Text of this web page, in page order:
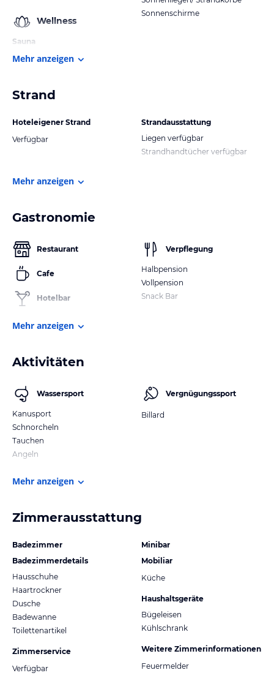
Wellness
Sauna
Sonnenschirme
Mehr anzeigen
Strand
Hoteleigener Strand
Verfügbar
Strandausstattung
Liegen verfügbar
Strandhandtücher verfügbar
Mehr anzeigen
Gastronomie
Restaurant
Cafe
Hotelbar
Verpflegung
Halbpension
Vollpension
Snack Bar
Mehr anzeigen
Aktivitäten
Wassersport
Kanusport
Schnorcheln
Tauchen
Angeln
Vergnügungssport
Billard
Mehr anzeigen
Zimmerausstattung
Badezimmer
Badezimmerdetails
Hausschuhe
Haartrockner
Dusche
Badewanne
Toilettenartikel
Zimmerservice
Verfügbar
Minibar
Mobiliar
Küche
Haushaltsgeräte
Bügeleisen
Kühlschrank
Weitere Zimmerinformationen
Feuermelder